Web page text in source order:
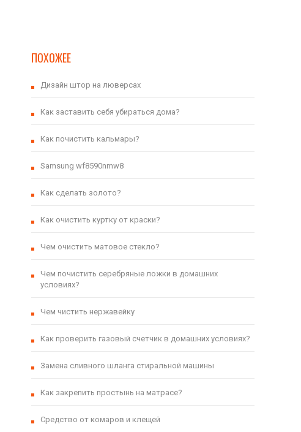
ПОХОЖЕЕ
Дизайн штор на люверсах
Как заставить себя убираться дома?
Как почистить кальмары?
Samsung wf8590nmw8
Как сделать золото?
Как очистить куртку от краски?
Чем очистить матовое стекло?
Чем почистить серебряные ложки в домашних
условиях?
Чем чистить нержавейку
Как проверить газовый счетчик в домашних условиях?
Замена сливного шланга стиральной машины
Как закрепить простынь на матрасе?
Средство от комаров и клещей